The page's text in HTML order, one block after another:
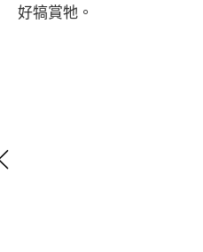
好犒賞牠。